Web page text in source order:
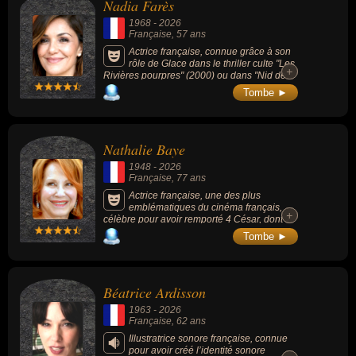
Nadia Farès
1968 - 2026
Française, 57 ans
Actrice française, connue grâce à son
rôle de Glace dans le thriller culte "Les
Rivières pourpres" (2000) ou dans "Nid de
guêpes" (2002) où elle tenait tête à un
commando, mais aussi dans des comédies
+
+
Tombe ►
Nathalie Baye
1948 - 2026
Française, 77 ans
Actrice française, une des plus
emblématiques du cinéma français,
célèbre pour avoir remporté 4 César, dont 2
consécutifs pour la Meilleure Actrice, célèbre
à ses collaborations avec des réalisateurs de
(Institut)" (1999) mais aussi en incarnant la
mère de Leonardo DiCaprio dans le film de
Steven Spielberg "Arrête-moi si tu peux"
(2002).
+
+
Tombe ►
Béatrice Ardisson
1963 - 2026
Française, 62 ans
Illustratrice sonore française, connue
pour avoir créé l’identité sonore